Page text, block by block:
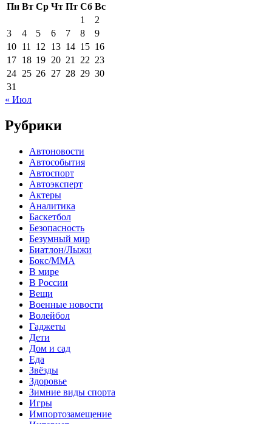
Пн Вт Ср Чт Пт Сб Вс
1
2
3
4 5 6 7 8
9
10 11 12 13 14 15 16
17 18 19 20 21 22 23
24 25 26 27 28 29 30
31
« Июл
Рубрики
Автоновости
Автособытия
Автоспорт
Автоэксперт
Актеры
Аналитика
Баскетбол
Безопасность
Безумный мир
Биатлон/Лыжи
Бокс/MMA
В мире
В России
Вещи
Военные новости
Волейбол
Гаджеты
Дети
Дом и сад
Еда
Звёзды
Здоровье
Зимние виды спорта
Игры
Импортозамещение